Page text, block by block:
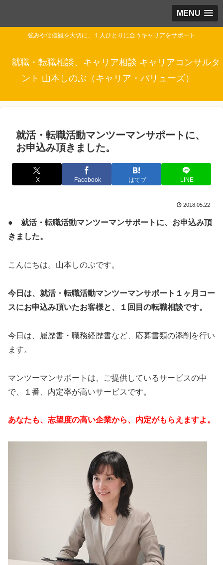
MENU
強みや価値観を大切に、１人ひとりに合うキャリアをサポート
就職・転職相談、キャリア相談 キャリアコンサルタ
ント 山本しのぶ（キャリア・バリューズ）
就活・転職活動マンツーマンサポートに、
お申込み頂きました。
X Facebook はてブ LINE
2018.05.22
● 就活・転職活動マンツーマンサポートに、お申込み頂
きました。
こんにちは。山本しのぶです。
今日は、就活・転職活動マンツーマンサポート１ヶ月コー
スにお申込み頂いたお客様と、１回目の転職相談です。
今日は、履歴書・職務経歴書など、応募書類の添削を行い
ます。
マンツーマンサポートは、ご提供しているサービスの中
で、１番、内定率が高いサービスです。
あなたも、志望度の高い企業から、内定がもらえますよ。